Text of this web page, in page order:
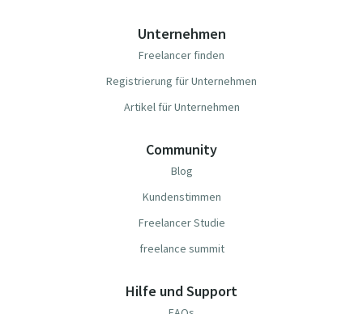
Unternehmen
Freelancer finden
Registrierung für Unternehmen
Artikel für Unternehmen
Community
Blog
Kundenstimmen
Freelancer Studie
freelance summit
Hilfe und Support